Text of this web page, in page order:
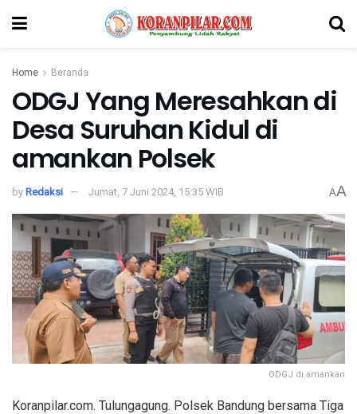
Home Beranda
ODGJ Yang Meresahkan di
Desa Suruhan Kidul di
amankan Polsek
by Redaksi Jumat, 7 Juni 2024, 15:35 WIB AA
ODGJ di amankan
Koranpilar.com. Tulungagung. Polsek Bandung bersama Tiga